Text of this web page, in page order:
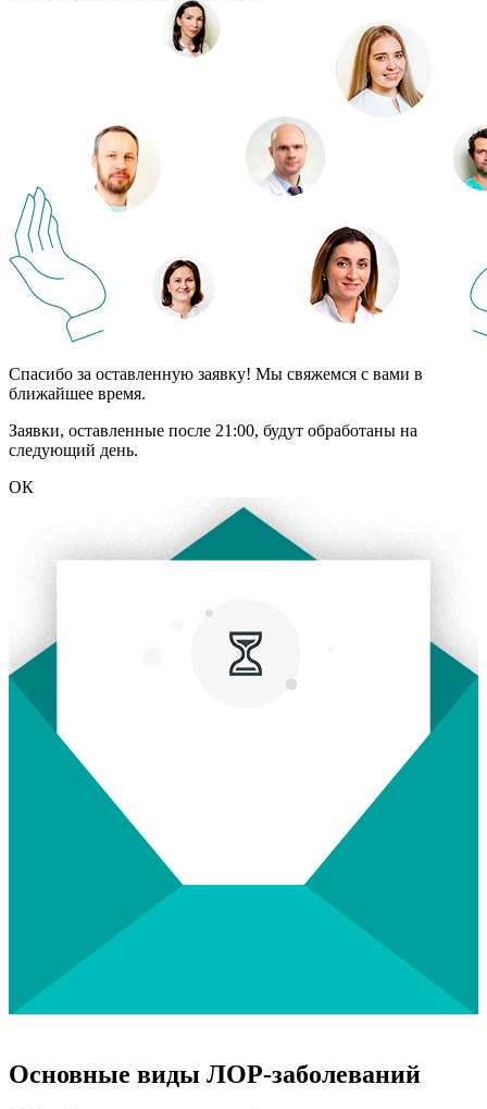
Спасибо за оставленную заявку! Мы свяжемся с вами в
ближайшее время.
Заявки, оставленные после 21:00, будут обработаны на
следующий день.
ОК
Основные виды ЛОР-заболеваний